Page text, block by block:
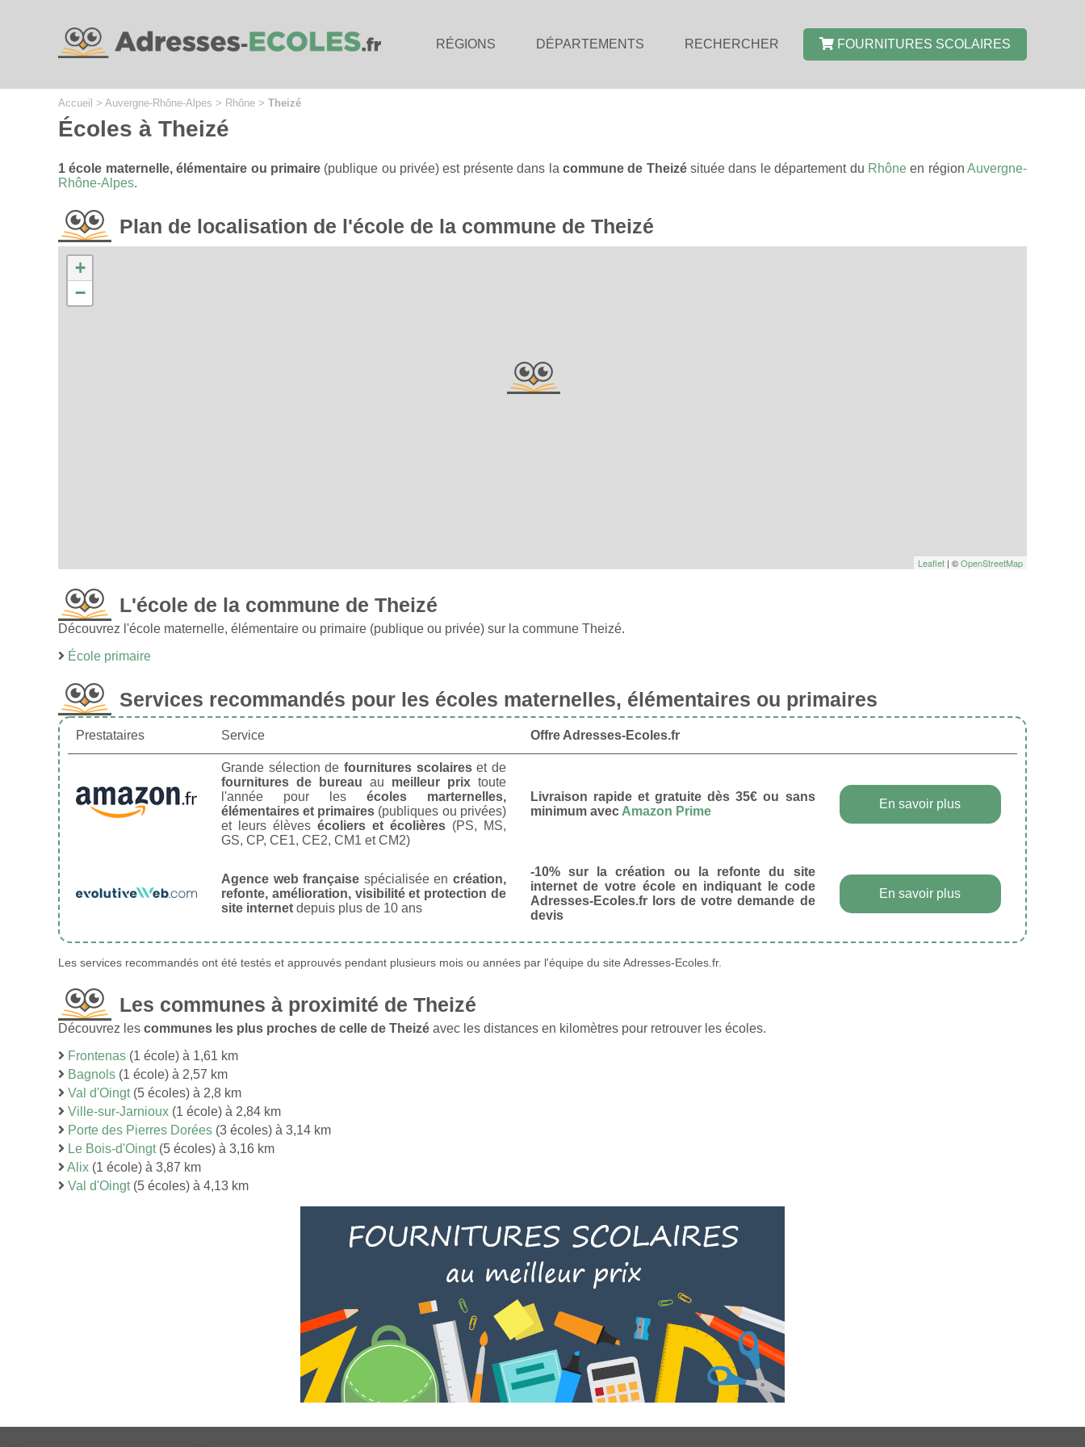
RÉGIONS DÉPARTEMENTS RECHERCHER FOURNITURES SCOLAIRES
Accueil > Auvergne-Rhône-Alpes > Rhône > Theizé
Écoles à Theizé
1 école maternelle, élémentaire ou primaire(publique ou privée) est présente dans la commune de Theizésituée dans le département du Rhôneen région Auvergne-
Rhône-Alpes.
Plan de localisation de l'école de la commune de Theizé
+
−
Leaflet | ©OpenStreetMap
L'école de la commune de Theizé
Découvrez l'école maternelle, élémentaire ou primaire (publique ou privée) sur la commune Theizé.
École primaire
Services recommandés pour les écoles maternelles, élémentaires ou primaires
Prestataires Service Offre Adresses-Ecoles.fr
Grande sélection de fournitures scolaireset de
fournitures de bureau au meilleur prixtoute
l'année pour les écoles marternelles,
élémentaires et primaires (publiques ou privées)
et leurs élèves écoliers et écolières(PS, MS,
GS, CP, CE1, CE2, CM1 et CM2)
Livraison rapide et gratuite dès 35€ ou sans
minimum avec Amazon Prime
En savoir plus
Agence web française spécialisée en création,
refonte, amélioration, visibilité et protection de
site internet depuis plus de 10 ans
-10% sur la création ou la refonte du site
internet de votre école en indiquant le code
Adresses-Ecoles.fr lors de votre demande de
devis
En savoir plus
Les services recommandés ont été testés et approuvés pendant plusieurs mois ou années par l'équipe du site Adresses-Ecoles.fr.
Les communes à proximité de Theizé
Découvrez les communes les plus proches de celle de Theizé avec les distances en kilomètres pour retrouver les écoles.
Frontenas (1 école) à 1,61 km
Bagnols (1 école) à 2,57 km
Val d'Oingt(5 écoles) à 2,8 km
Ville-sur-Jarnioux (1 école) à 2,84 km
Porte des Pierres Dorées (3 écoles) à 3,14 km
Le Bois-d'Oingt(5 écoles) à 3,16 km
Alix (1 école) à 3,87 km
Val d'Oingt(5 écoles) à 4,13 km